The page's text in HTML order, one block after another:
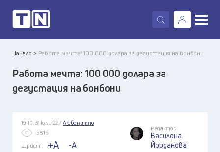
X
Начало > Работа мечта: 100 000 долара за дегустация на бонбони
Работа мечта: 100 000 долара за
дегустация на бонбони
19:10, 31 юли 22 / Любопитно
3816
Шрифт:
+A -A
Редактор:
Василена
Йорданова